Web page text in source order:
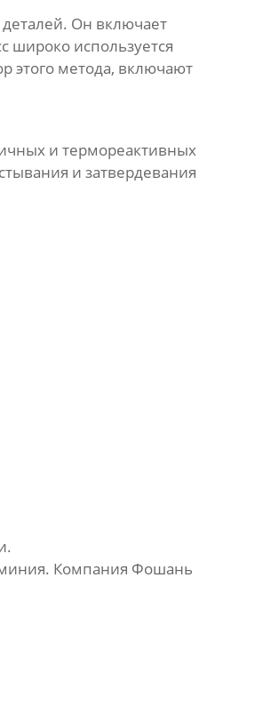
Он включает
широко используется
этого метода, включают
и термореактивных
и затвердевания
Компания Фошань